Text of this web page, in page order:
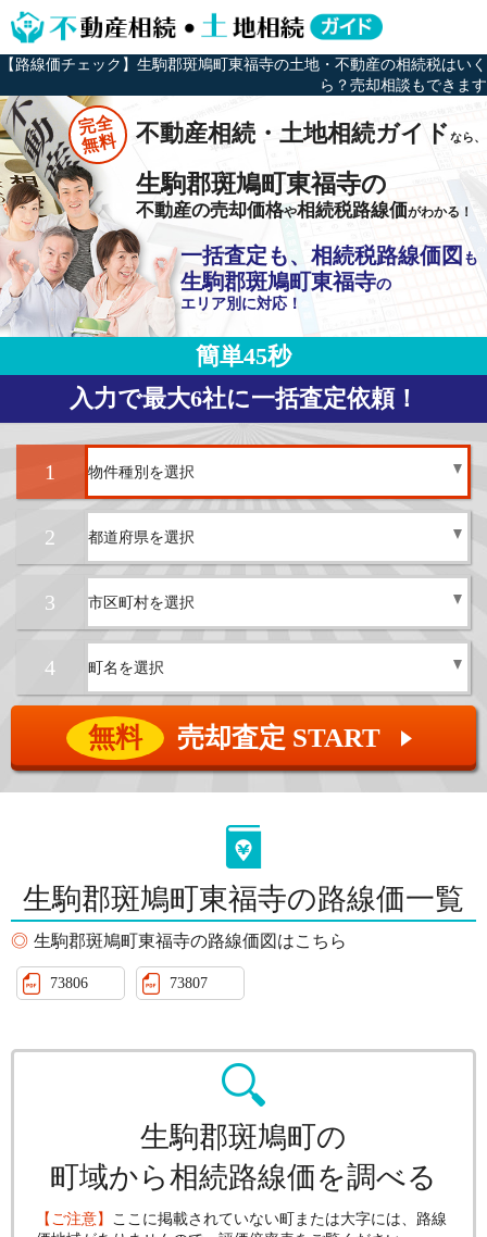
【路線価チェック】生駒郡斑鳩町東福寺の土地・不動産の相続税はいく
ら？売却相談もできます
完全
無料 不動産相続・土地相続ガイドなら、
生駒郡斑鳩町東福寺の
不動産の売却価格や相続税路線価がわかる！
一括査定も、相続税路線価図 も
生駒郡斑鳩町東福寺の
エリア別に対応！
簡単45秒
入力で最大6社に一括査定依頼！
1
2
3
4
無料 売却査定 START ▲
生駒郡斑鳩町東福寺の路線価一覧
生駒郡斑鳩町東福寺の路線価図はこちら
73806 73807
生駒郡斑鳩町の
町域から相続路線価を調べる
【ご注意】 ここに掲載されていない町または大字には、路線